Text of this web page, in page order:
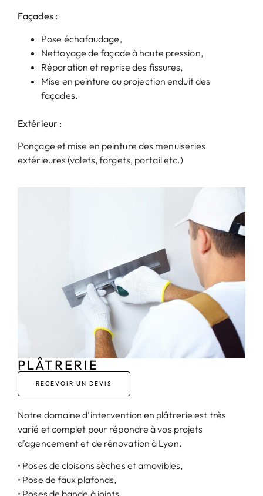
Façades :
Pose échafaudage,
Nettoyage de façade à haute pression,
Réparation et reprise des fissures,
Mise en peinture ou projection enduit des
façades.
Extérieur :
Ponçage et mise en peinture des menuiseries
extérieures (volets, forgets, portail etc.)
PLÂTRERIE
RECEVOIR UN DEVIS
Notre domaine d’intervention en plâtrerie est très
varié et complet pour répondre à vos projets
d’agencement et de rénovation à Lyon.
• Poses de cloisons sèches et amovibles,
• Pose de faux plafonds,
• Poses de bande à joints,